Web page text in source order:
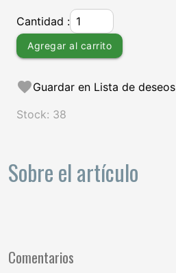
Cantidad :
Agregar al carrito
favoriteGuardar en Lista de deseos
Stock: 38
Sobre el artículo
Comentarios